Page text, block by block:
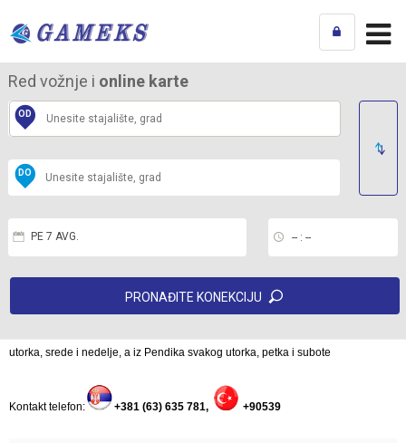
Red vožnje i online karte
OD
DO
PE 7 AVG. -- : --
PRONAĐITE KONEKCIJU
Početna / Cenovnik / Novi Pazar - Pendik
Novi Pazar - Pendik
Štampa
utorka, srede i nedelje, a iz Pendika svakog utorka, petka i subote
Kontakt telefon: +381 (63) 635 781, +90539